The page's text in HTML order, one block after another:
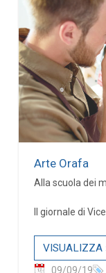
Arte Orafa
Alla scuola dei
Il giornale di
VISUALIZZA
09/09/19